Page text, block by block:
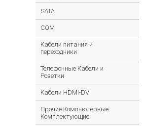
SATA
COM
Кабели питания и
переходники
Телефонные Кабели и
Розетки
Кабели HDMI-DVI
Прочие Компьютерные
Комплектующие